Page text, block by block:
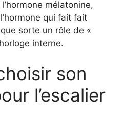
mélatonine,
qui fait fait
sorte un rôle de «
interne.
son
l’escalier